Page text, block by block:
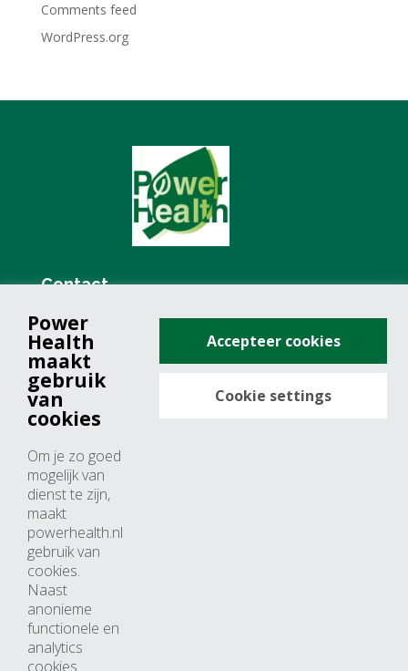
Comments feed
WordPress.org
Contact
+31 (0)76 571 19 68
info@powerhealth.nl
Adresse
4817 ZH breda
Nederland
Horaires d’ouvertures
Du lundi au jeudi: 09:00 – 17:00
Vendredi: 09:00 – 15:00
Power
Health
maakt
gebruik
van
cookies
Om je zo goed
mogelijk van
dienst te zijn,
maakt
powerhealth.nl
gebruik van
cookies.
Naast
anonieme
functionele en
analytics
cookies
Accepteer cookies
Cookie settings